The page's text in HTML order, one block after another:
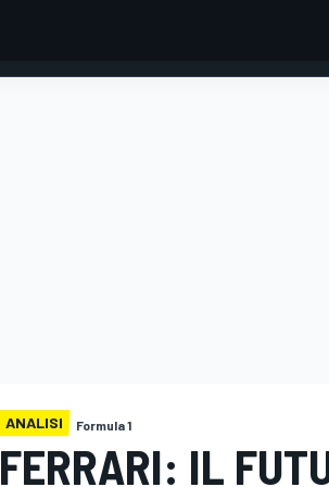
ANALISI Formula 1
FERRARI: IL